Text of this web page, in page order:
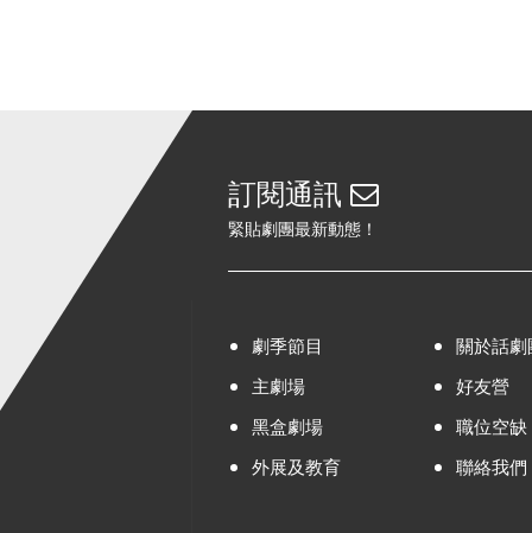
訂閱通訊
緊貼劇團最新動態！
劇季節目
主劇場
黑盒劇場
外展及教育
關於話劇
好友營
職位空缺
聯絡我們